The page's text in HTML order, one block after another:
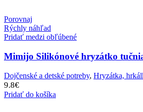
Porovnaj
Rýchly náhľad
Pridať medzi obľúbené
Mimijo Silikónové hryzátko
Dojčenské a detské potreby, Hryzátka,
9.8€
Pridať do košíka